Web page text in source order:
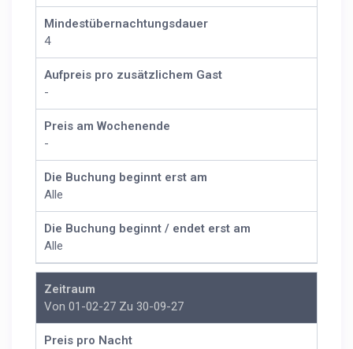
Mindestübernachtungsdauer
4
Aufpreis pro zusätzlichem Gast
-
Preis am Wochenende
-
Die Buchung beginnt erst am
Alle
Die Buchung beginnt / endet erst am
Alle
Zeitraum
Von 01-02-27 Zu 30-09-27
Preis pro Nacht